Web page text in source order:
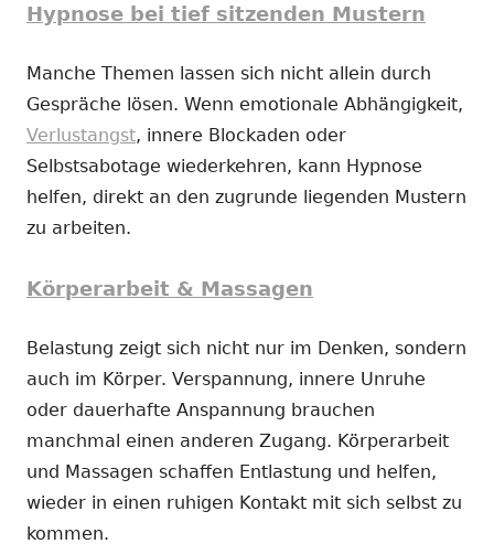
Hypnose bei tief sitzenden Mustern
Manche Themen lassen sich nicht allein durch
Gespräche lösen. Wenn emotionale Abhängigkeit,
Verlustangst, innere Blockaden oder
Selbstsabotage wiederkehren, kann Hypnose
helfen, direkt an den zugrunde liegenden Mustern
zu arbeiten.
Körperarbeit & Massagen
Belastung zeigt sich nicht nur im Denken, sondern
auch im Körper. Verspannung, innere Unruhe
oder dauerhafte Anspannung brauchen
manchmal einen anderen Zugang. Körperarbeit
und Massagen schaffen Entlastung und helfen,
wieder in einen ruhigen Kontakt mit sich selbst zu
kommen.